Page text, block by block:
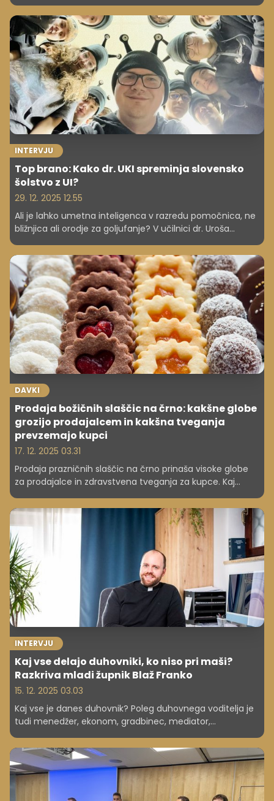
lokostrelstvo, airsoft, jahanje in harmonika – dejavnosti, ki
rušijo stereotipe, česa slepi in slabovidni zmorejo.
Njegovo vodilo "poskusi, saj nimaš ničesar za izgubiti" ne
velja le zanj, temveč tudi za druge slepe in slabovidne,
delodajalce in celotno družbo. Za vse.
INTERVJU
Top brano: Kako dr. UKI spreminja slovensko
šolstvo z UI?
29. 12. 2025 12.55
Ali je lahko umetna inteligenca v razredu pomočnica, ne
bližnjica ali orodje za goljufanje? V učilnici dr. Uroša
Ocepka je odgovor jasen "da", saj dijaki z njo hitreje
razumejo zahtevnejše vsebine, učitelju pa ostane več
časa za delo z njimi. Kako poteka pouk, kaj UI prinese v
razred, kje so meje ter kako dr. UKI uči kritično
razmišljanje in preudarno, etično rabo?
DAVKI
Prodaja božičnih slaščic na črno: kakšne globe
grozijo prodajalcem in kakšna tveganja
prevzemajo kupci
17. 12. 2025 03.31
Prodaja prazničnih slaščic na črno prinaša visoke globe
za prodajalce in zdravstvena tveganja za kupce. Kaj
nadzira FURS in kakšne so posledice? Predstavljamo tudi
primer iz Avstrije.
INTERVJU
Kaj vse delajo duhovniki, ko niso pri maši?
Razkriva mladi župnik Blaž Franko
15. 12. 2025 03.03
Kaj vse je danes duhovnik? Poleg duhovnega voditelja je
tudi menedžer, ekonom, gradbinec, mediator,
digitalizator in pravnik. "A najprej sem Blaž, potem župnik
in šele nato vse ostalo," pravi 33-letni Blaž Franko, ki v
Mirni Peči vodi eno od zelo dejavnih župnij v državi. V
intervjuju razkriva, kako je videti poklic, ki združuje vodenje
velike skupnosti, kompleksno upravljanje premoženja,